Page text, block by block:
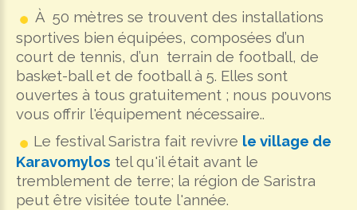
À 50 mètres se trouvent des installations
sportives bien équipées, composées d’un
court de tennis, d’un terrain de football, de
basket-ball et de football à 5. Elles sont
ouvertes à tous gratuitement ; nous pouvons
vous offrir l'équipement nécessaire..
Le festival Saristra fait revivre le village de
Karavomylos tel qu'il était avant le
tremblement de terre; la région de Saristra
peut être visitée toute l'année.